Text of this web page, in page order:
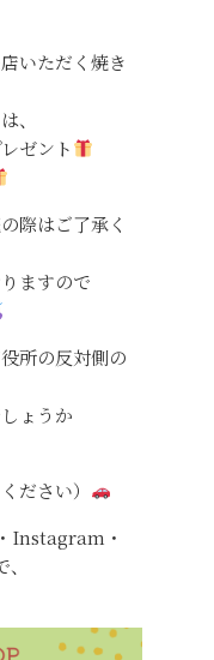
いただく焼き
、
ゼント
際はご了承く
ますので
所の反対側の
ょうか
ださい）
Instagram・